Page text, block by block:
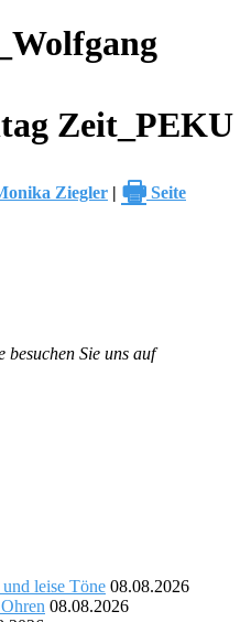
Zeit_PEKU
Ziegler | 🖶 Seite
Sie uns auf
leise Töne 08.08.2026
08.08.2026